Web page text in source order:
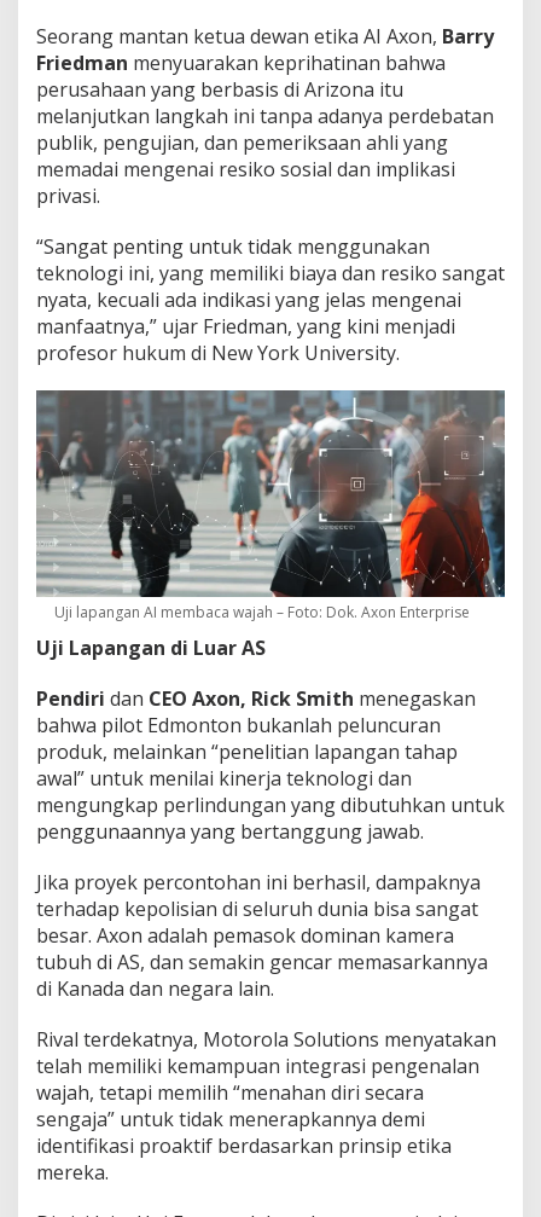
Seorang mantan ketua dewan etika AI Axon, Barry
Friedman menyuarakan keprihatinan bahwa
perusahaan yang berbasis di Arizona itu
melanjutkan langkah ini tanpa adanya perdebatan
publik, pengujian, dan pemeriksaan ahli yang
memadai mengenai resiko sosial dan implikasi
privasi.
“Sangat penting untuk tidak menggunakan
teknologi ini, yang memiliki biaya dan resiko sangat
nyata, kecuali ada indikasi yang jelas mengenai
manfaatnya,” ujar Friedman, yang kini menjadi
profesor hukum di New York University.
Uji lapangan AI membaca wajah – Foto: Dok. Axon Enterprise
Uji Lapangan di Luar AS
Pendiri dan CEO Axon, Rick Smith menegaskan
bahwa pilot Edmonton bukanlah peluncuran
produk, melainkan “penelitian lapangan tahap
awal” untuk menilai kinerja teknologi dan
mengungkap perlindungan yang dibutuhkan untuk
penggunaannya yang bertanggung jawab.
Jika proyek percontohan ini berhasil, dampaknya
terhadap kepolisian di seluruh dunia bisa sangat
besar. Axon adalah pemasok dominan kamera
tubuh di AS, dan semakin gencar memasarkannya
di Kanada dan negara lain.
Rival terdekatnya, Motorola Solutions menyatakan
telah memiliki kemampuan integrasi pengenalan
wajah, tetapi memilih “menahan diri secara
sengaja” untuk tidak menerapkannya demi
identifikasi proaktif berdasarkan prinsip etika
mereka.